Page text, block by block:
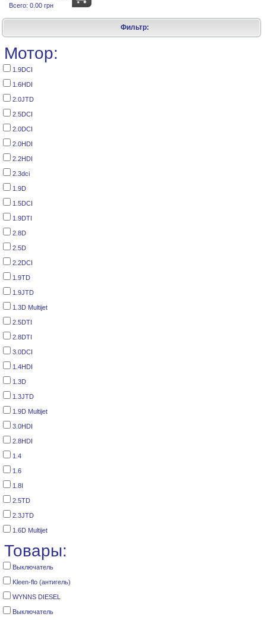
Всего: 0.00 грн
Фильтр:
Мотор:
1.9DCI
1.6HDI
2.0JTD
2.5DCI
2.0DCI
2.0HDI
2.2HDI
2.3dci
1.9D
1.5DCI
1.9DTI
2.8D
2.5D
2.2DCI
1.9TD
1.9JTD
1.3D Multijet
2.5DTI
2.8DTI
3.0DCI
1.4HDI
1.3D
1.3JTD
1.9D Multijet
3.0HDI
2.8HDI
1.4
1.6
1.8I
2.5TD
2.3JTD
1.6D Multijet
Товары:
Выключатель
Kleen-flo (антигель)
WYNNS DIESEL
Выключатель